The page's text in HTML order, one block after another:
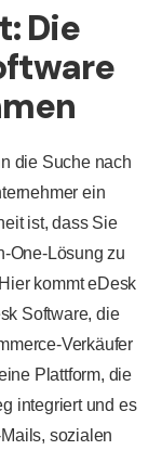
Die
die Suche nach
ein
ist, dass Sie
One-Lösung zu
kommt eDesk
Software, die
Verkäufer
Plattform, die
integriert und es
sozialen